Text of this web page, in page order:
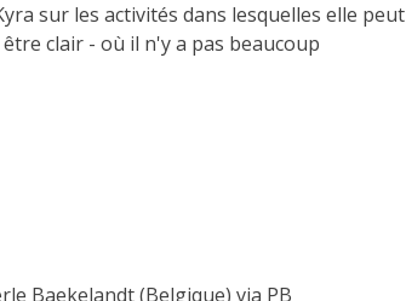
sur les activités dans lesquelles elle peut
clair - où il n'y a pas beaucoup
Baekelandt (Belgique) via PB